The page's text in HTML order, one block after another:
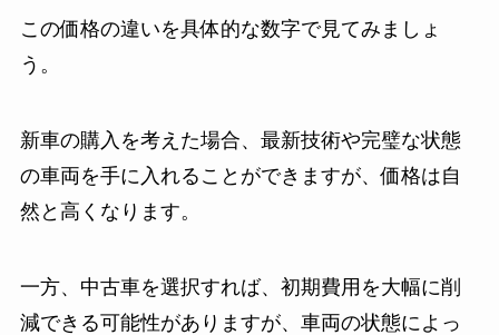
この価格の違いを具体的な数字で見てみましょ
う。
新車の購入を考えた場合、最新技術や完璧な状態
の車両を手に入れることができますが、価格は自
然と高くなります。
一方、中古車を選択すれば、初期費用を大幅に削
減できる可能性がありますが、車両の状態によっ